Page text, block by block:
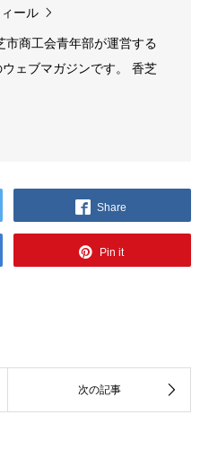
ール
商工会青年部が運営する
ウェブマガジンです。 香芝
Share
Pin it